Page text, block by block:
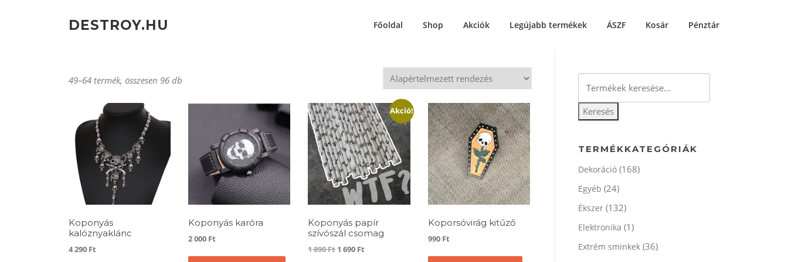
DESTROY.HU Főoldal Shop Akciók Legújabb termékek ÁSZF Kosár Pénztár
49–64 termék, összesen 96 db
Koponyás
kalóznyaklánc
4 290 Ft
Koponyás karóra
2 000 Ft
Akció!
Koponyás papír
szívószál csomag
1 890FtOriginal
1 690 Ft
Koporsóvirág kitűző
990 Ft
következőre:
Keresés
TERMÉKKATEGÓRIÁK
Dekoráció (168)
Egyéb (24)
Ékszer (132)
Elektronika (1)
Extrém sminkek (36)